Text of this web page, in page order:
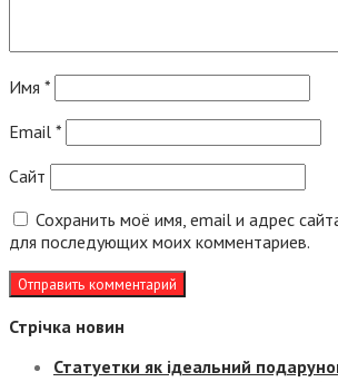
Имя *
Email *
Сайт
Сохранить моё имя, email и адрес
для последующих моих комментариев.
Стрічка новин
Статуетки як ідеальний